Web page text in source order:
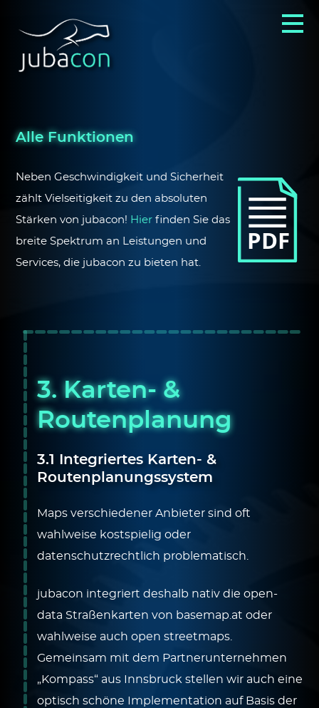
Alle Funktionen
Neben Geschwindigkeit und Sicherheit
zählt Vielseitigkeit zu den absoluten
Stärken von jubacon! Hier finden Sie das
breite Spektrum an Leistungen und
Services, die jubacon zu bieten hat.
3. Karten- &
Routenplanung
3.1
Integriertes Karten- &
Routenplanungssystem
Maps verschiedener Anbieter sind oft
wahlweise kostspielig oder
datenschutzrechtlich problematisch.
jubacon integriert deshalb nativ die open-
data Straßenkarten von basemap.at oder
wahlweise auch open streetmaps.
Gemeinsam mit dem Partnerunternehmen
„Kompass“ aus Innsbruck stellen wir auch eine
optisch schöne Implementation auf Basis der